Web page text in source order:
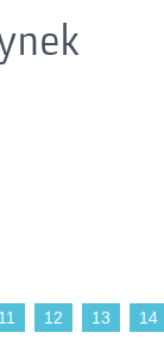
11 12 13 14